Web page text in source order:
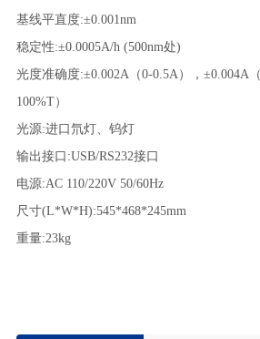
基线平直度:±0.001nm
稳定性:±0.0005A/h (500nm处)
光度准确度:±0.002A（0-0.5A），±0.004A
100%T）
光源:进口氘灯、钨灯
输出接口:USB/RS232接口
电源:AC 110/220V 50/60Hz
尺寸(L*W*H):545*468*245mm
重量:23kg